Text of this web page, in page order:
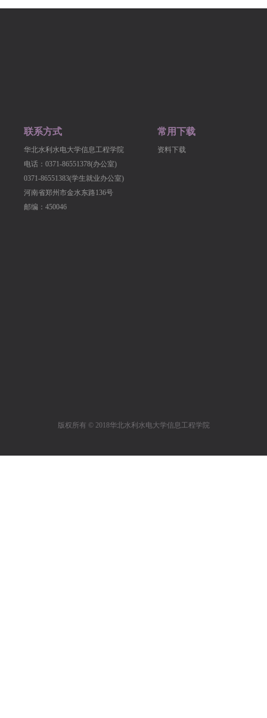
联系方式
华北水利水电大学信息工程学院
电话：0371-86551378(办公室)
0371-86551383(学生就业办公室)
河南省郑州市金水东路136号
邮编：450046
常用下载
资料下载
版权所有 © 2018华北水利水电大学信息工程学院